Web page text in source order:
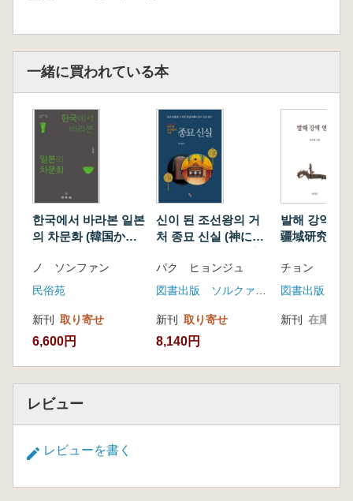
다.
一緒に買われている本
한국에서 바라본 일본
의 차문화 (韓国から
ノ ソンファン
民俗苑
新刊 取り寄せ
6,600円
신이 된 조선왕의 거
처 종묘 신실 (神にな
廟神室)
パク ヒョンジュ
図書出版 ソルクァハク
新刊 取り寄せ
8,140円
발해 강역 연
疆域研究)
チョン ソク
図書出版 芸
新刊 在庫なし
レビュー
レビューを書く